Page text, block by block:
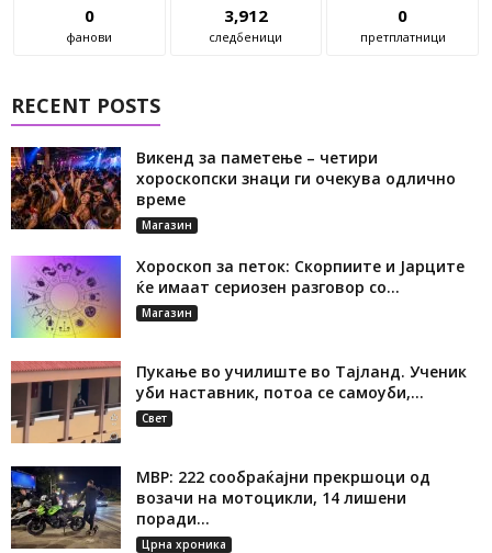
0
фанови
3,912
следбеници
0
претплатници
RECENT POSTS
Викенд за паметење – четири
хороскопски знаци ги очекува одлично
време
Магазин
Хороскоп за петок: Скорпиите и Јарците
ќе имаат сериозен разговор со...
Магазин
Пукање во училиште во Тајланд. Ученик
уби наставник, потоа се самоуби,...
Свет
МВР: 222 сообраќајни прекршоци од
возачи на мотоцикли, 14 лишени
поради...
Црна хроника